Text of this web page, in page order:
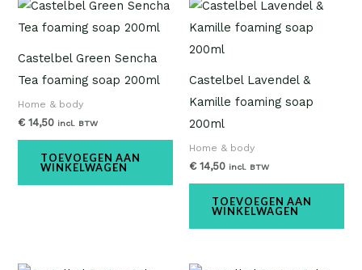
Castelbel Green Sencha
Tea foaming soap 200ml
Home & body
€14,50 incl. BTW
TOEVOEGEN AAN
WINKELWAGEN
Castelbel Lavendel &
Kamille foaming soap
200ml
Home & body
€14,50 incl. BTW
TOEVOEGEN AAN
WINKELWAGEN